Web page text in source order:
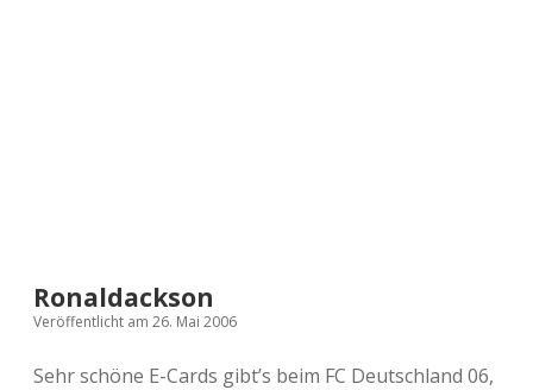
Ronaldackson
Veröffentlicht am 26. Mai 2006
Sehr schöne E-Cards gibt’s beim FC Deutschland 06,